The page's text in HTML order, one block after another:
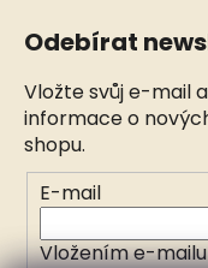
Odebírat
Vložte svůj e-mail
informace o
shopu.
E-mail
Vložením e-